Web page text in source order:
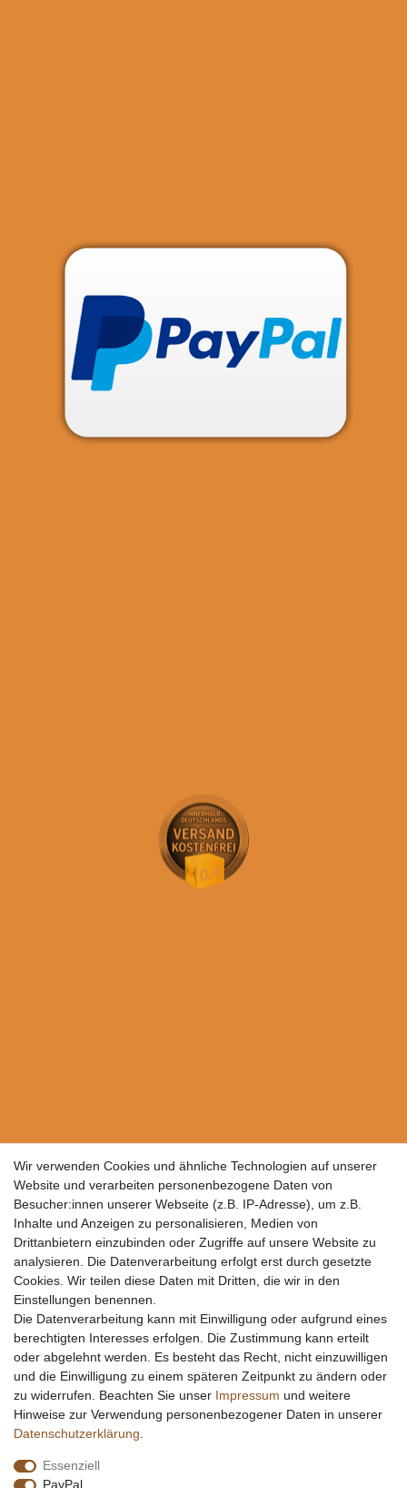
Wir verwenden Cookies und ähnliche Technologien auf unserer
Website und verarbeiten personenbezogene Daten von
Besucher:innen unserer Webseite (z.B. IP-Adresse), um z.B.
Inhalte und Anzeigen zu personalisieren, Medien von
Drittanbietern einzubinden oder Zugriffe auf unsere Website zu
analysieren. Die Datenverarbeitung erfolgt erst durch gesetzte
Cookies. Wir teilen diese Daten mit Dritten, die wir in den
Einstellungen benennen.
Die Datenverarbeitung kann mit Einwilligung oder aufgrund eines
berechtigten Interesses erfolgen. Die Zustimmung kann erteilt
oder abgelehnt werden. Es besteht das Recht, nicht einzuwilligen
und die Einwilligung zu einem späteren Zeitpunkt zu ändern oder
zu widerrufen. Beachten Sie unser Impressum und weitere
Hinweise zur Verwendung personenbezogener Daten in unserer
Daten­schutz­erklärung
Essenziell
PayPal